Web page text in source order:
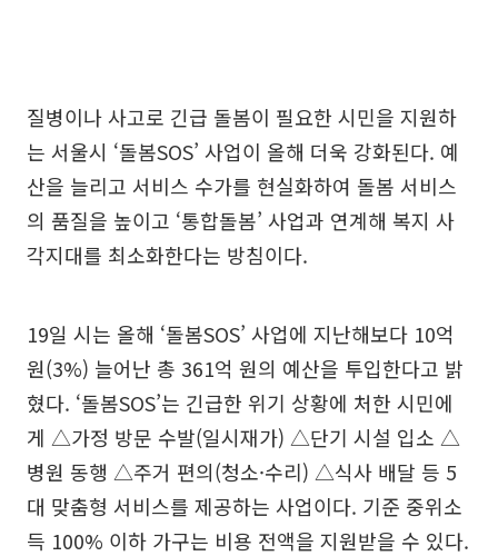
질병이나 사고로 긴급 돌봄이 필요한 시민을 지원하
는 서울시 ‘돌봄SOS’ 사업이 올해 더욱 강화된다. 예
산을 늘리고 서비스 수가를 현실화하여 돌봄 서비스
의 품질을 높이고 ‘통합돌봄’ 사업과 연계해 복지 사
각지대를 최소화한다는 방침이다.
19일 시는 올해 ‘돌봄SOS’ 사업에 지난해보다 10억
원(3%) 늘어난 총 361억 원의 예산을 투입한다고 밝
혔다. ‘돌봄SOS’는 긴급한 위기 상황에 처한 시민에
게 △가정 방문 수발(일시재가) △단기 시설 입소 △
병원 동행 △주거 편의(청소·수리) △식사 배달 등 5
대 맞춤형 서비스를 제공하는 사업이다. 기준 중위소
득 100% 이하 가구는 비용 전액을 지원받을 수 있다.